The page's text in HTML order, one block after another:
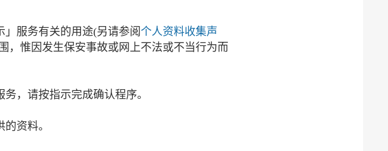
服务有关的用途(另请参阅 个人资料收集声
，惟因发生保安事故或网上不法或不当行为而
，请按指示完成确认程序。
资料。